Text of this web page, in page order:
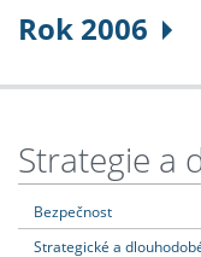
Rok 2006
Strategie a
Bezpečnost
Strategické a